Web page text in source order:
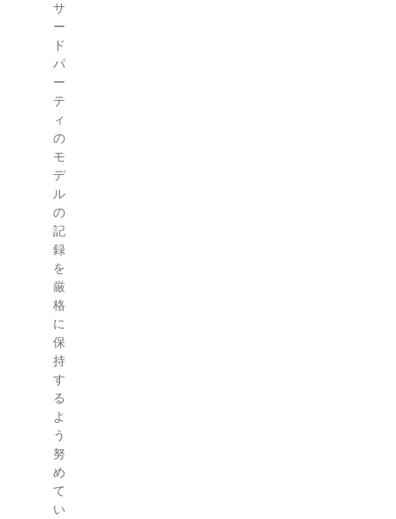
サ
ー
ド
パ
ー
テ
ィ
の
モ
デ
ル
の
記
録
を
厳
格
に
保
持
す
る
よ
う
努
め
て
い